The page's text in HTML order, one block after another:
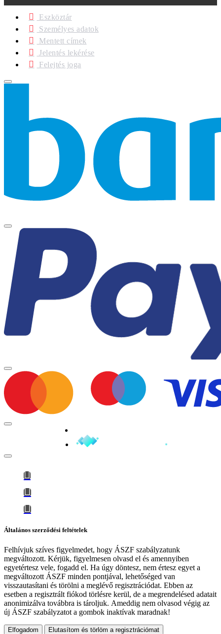
Eszköztár
Személyes adatok
Mentett címek
Jelentés lekérése
Felejtés joga
Általános szerződési feltételek
Felhívjuk szíves figyelmedet, hogy ÁSZF szabályzatunk
megváltozott. Kérjük, figyelmesen olvasd el és amennyiben
egyetértesz vele, fogadd el. Ha úgy döntesz, nem értesz egyet a
megváltozott ÁSZF minden pontjával, lehetőséged van
visszautasítani és törölni a meglévő regisztrációdat. Ebben az
esetben a regisztrált fiókod törlésre kerül, de a megrendelésed adatait
anonimizálva továbbra is tároljuk. Ameddig nem olvasod végig az
új ÁSZF szabályzatot a gombok inaktívak maradnak!
Elfogadom Elutasítom és törlöm a regisztrációmat